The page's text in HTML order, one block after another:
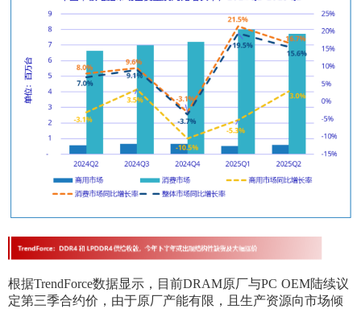
根据TrendForce数据显示，目前DRAM原厂与PC OEM陆续议
定第三季合约价，由于原厂产能有限，且生产资源向市场倾